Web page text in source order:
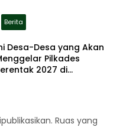
Berita
Desa-Desa yang Akan
Pilkades
2027 di
Ruas yang